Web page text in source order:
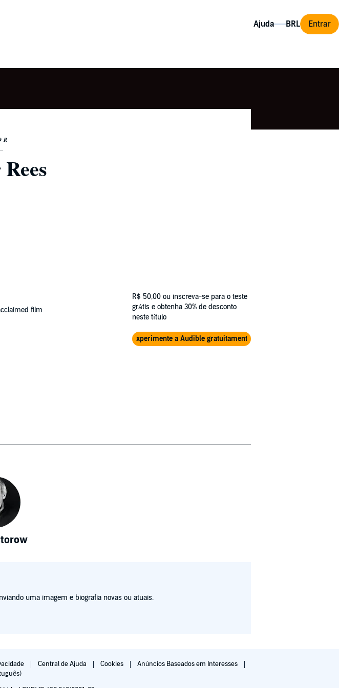
Ajuda Entrar
film
R$ 50,00 ou inscreva-se para o teste
grátis e obtenha 30% de desconto
neste título
Experimente a Audible gratuitamente
uma imagem e biografia novas ou atuais.
Central de Ajuda Cookies
Anúncios Baseados em Interesses